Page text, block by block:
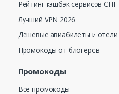
Рейтинг кэшбэк-сервисов СНГ
Лучший VPN 2026
Дешевые авиабилеты и отели
Промокоды от блогеров
Промокоды
Все промокоды